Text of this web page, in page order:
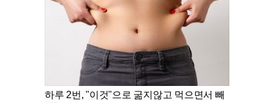
하루 2번, "이것"으로 굶지않고 먹으면서 빼